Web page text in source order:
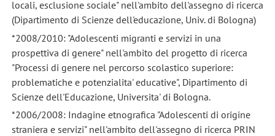
locali, esclusione sociale" nell'ambito dell'assegno di ricerca
(Dipartimento di Scienze dell'educazione, Univ. di Bologna)
*2008/2010: "Adolescenti migranti e servizi in una
prospettiva di genere" nell'ambito del progetto di ricerca
"Processi di genere nel percorso scolastico superiore:
problematiche e potenzialita' educative", Dipartimento di
Scienze dell'Educazione, Universita' di Bologna.
*2006/2008: Indagine etnografica "Adolescenti di origine
straniera e servizi" nell'ambito dell'assegno di ricerca PRIN